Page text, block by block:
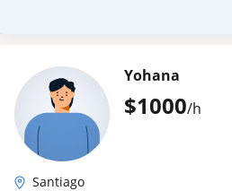
$1000/h
Yohana
Santiago